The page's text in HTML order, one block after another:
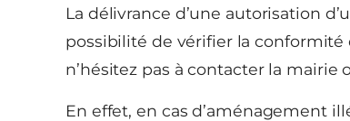
La délivrance d’une autorisation
possibilité de vérifier la conformité
n’hésitez pas à contacter la mairie
En effet, en cas d’aménagement